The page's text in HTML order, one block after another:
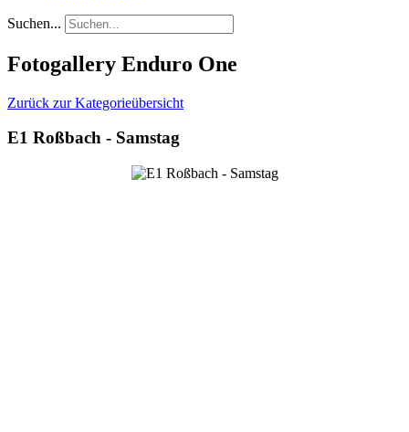
Suchen...
Fotogallery Enduro One
Zurück zur Kategorieübersicht
E1 Roßbach - Samstag